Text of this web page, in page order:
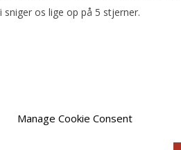
Manage Cookie Consent
os lige op på 5 stjerner.